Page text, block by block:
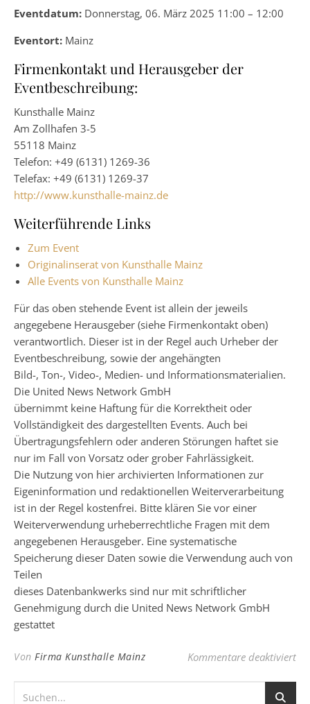
Eventdatum: Donnerstag, 06. März 2025 11:00 – 12:00
Eventort: Mainz
Firmenkontakt und Herausgeber der
Eventbeschreibung:
Kunsthalle Mainz
Am Zollhafen 3-5
55118 Mainz
Telefon: +49 (6131) 1269-36
Telefax: +49 (6131) 1269-37
http://www.kunsthalle-mainz.de
Weiterführende Links
Zum Event
Originalinserat von Kunsthalle Mainz
Alle Events von Kunsthalle Mainz
Für das oben stehende Event ist allein der jeweils
angegebene Herausgeber (siehe Firmenkontakt oben)
verantwortlich. Dieser ist in der Regel auch Urheber der
Eventbeschreibung, sowie der angehängten
Bild-, Ton-, Video-, Medien- und Informationsmaterialien.
Die United News Network GmbH
übernimmt keine Haftung für die Korrektheit oder
Vollständigkeit des dargestellten Events. Auch bei
Übertragungsfehlern oder anderen Störungen haftet sie
nur im Fall von Vorsatz oder grober Fahrlässigkeit.
Die Nutzung von hier archivierten Informationen zur
Eigeninformation und redaktionellen Weiterverarbeitung
ist in der Regel kostenfrei. Bitte klären Sie vor einer
Weiterverwendung urheberrechtliche Fragen mit dem
angegebenen Herausgeber. Eine systematische
Speicherung dieser Daten sowie die Verwendung auch von
Teilen
dieses Datenbankwerks sind nur mit schriftlicher
Genehmigung durch die United News Network GmbH
gestattet
Von Firma Kunsthalle Mainz Kommentare deaktiviertfür